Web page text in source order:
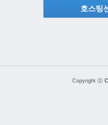
호스팅
Copyright ⓒ